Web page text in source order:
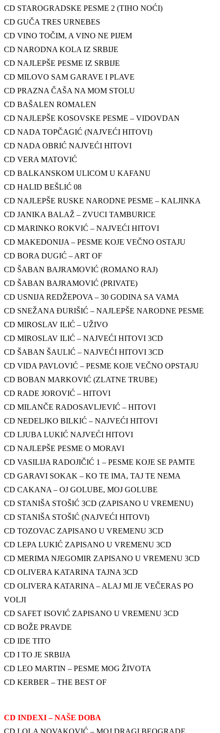
CD STAROGRADSKE PESME 2 (TIHO NOĆI)
CD GUČA TRES URNEBES
CD VINO TOČIM, A VINO NE PIJEM
CD NARODNA KOLA IZ SRBIJE
CD NAJLEPŠE PESME IZ SRBIJE
CD MILOVO SAM GARAVE I PLAVE
CD PRAZNA ČAŠA NA MOM STOLU
CD BAŠALEN ROMALEN
CD NAJLEPŠE KOSOVSKE PESME – VIDOVDAN
CD NADA TOPČAGIĆ (NAJVEĆI HITOVI)
CD NADA OBRIĆ NAJVEĆI HITOVI
CD VERA MATOVIĆ
CD BALKANSKOM ULICOM U KAFANU
CD HALID BEŠLIĆ 08
CD NAJLEPŠE RUSKE NARODNE PESME – KALJINKA
CD JANIKA BALAŽ – ZVUCI TAMBURICE
CD MARINKO ROKVIĆ – NAJVEĆI HITOVI
CD MAKEDONIJA – PESME KOJE VEČNO OSTAJU
CD BORA DUGIĆ – ART OF
CD ŠABAN BAJRAMOVIĆ (ROMANO RAJ)
CD ŠABAN BAJRAMOVIĆ (PRIVATE)
CD USNIJA REDŽEPOVA – 30 GODINA SA VAMA
CD SNEŽANA ĐURIŠIĆ – NAJLEPŠE NARODNE PESME
CD MIROSLAV ILIĆ – UŽIVO
CD MIROSLAV ILIĆ – NAJVEĆI HITOVI 3CD
CD ŠABAN ŠAULIĆ – NAJVEĆI HITOVI 3CD
CD VIDA PAVLOVIĆ – PESME KOJE VEČNO OPSTAJU
CD BOBAN MARKOVIĆ (ZLATNE TRUBE)
CD RADE JOROVIĆ – HITOVI
CD MILANČE RADOSAVLJEVIĆ – HITOVI
CD NEDELJKO BILKIĆ – NAJVEĆI HITOVI
CD LJUBA LUKIĆ NAJVEĆI HITOVI
CD NAJLEPŠE PESME O MORAVI
CD VASILIJA RADOJIČIĆ 1 – PESME KOJE SE PAMTE
CD GARAVI SOKAK – KO TE IMA, TAJ TE NEMA
CD CAKANA – OJ GOLUBE, MOJ GOLUBE
CD STANIŠA STOŠIĆ 3CD (ZAPISANO U VREMENU)
CD STANIŠA STOŠIĆ (NAJVEĆI HITOVI)
CD TOZOVAC ZAPISANO U VREMENU 3CD
CD LEPA LUKIĆ ZAPISANO U VREMENU 3CD
CD MERIMA NJEGOMIR ZAPISANO U VREMENU 3CD
CD OLIVERA KATARINA TAJNA 3CD
CD OLIVERA KATARINA – ALAJ MI JE VEČERAS PO
VOLJI
CD SAFET ISOVIĆ ZAPISANO U VREMENU 3CD
CD BOŽE PRAVDE
CD IDE TITO
CD I TO JE SRBIJA
CD LEO MARTIN – PESME MOG ŽIVOTA
CD KERBER – THE BEST OF
CD INDEXI – NAŠE DOBA
CD LOLA NOVAKOVIĆ – MOJ DRAGI BEOGRADE